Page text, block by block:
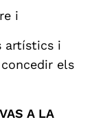
i
artístics i
els
A LA